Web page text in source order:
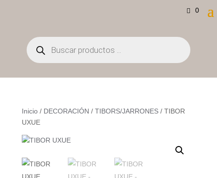
0
Búsqueda
de
productos
Inicio/ DECORACIÓN / TIBORS/JARRONES/ TIBOR
UXUE